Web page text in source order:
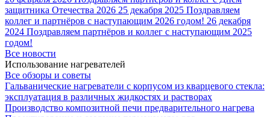
защитника Отечества 2026 25 декабря 2025 Поздравляем
коллег и партнёров с наступающим 2026 годом! 26 декабря
2024 Поздравляем партнёров и коллег с наступающим 2025
годом!
Все новости
Использование нагревателей
Все обзоры и советы
Гальванические нагреватели с корпусом из кварцевого стекла:
эксплуатация в различных жидкостях и растворах
Производство композитной печи предварительного нагрева